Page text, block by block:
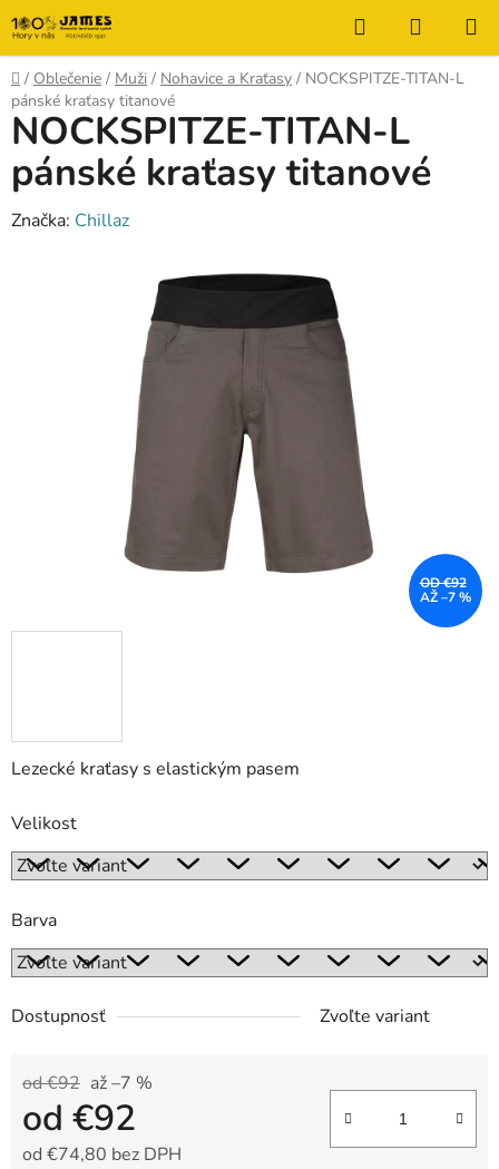
Prejsť
na
obsah
Hľadať
KOŠÍK
Domov
/ Oblečenie / Muži / Nohavice a Kraťasy / NOCKSPITZE-TITAN-L
pánské kraťasy titanové
Lezecké kraťasy s elastickým pasem
Velikost
Barva
Dostupnosť Zvoľte variant
od €92 až –7 %
od €92
od €74,80 bez DPH
NOCKSPITZE-TITAN-L
pánské kraťasy titanové
Značka: Chillaz
OD €92
AŽ –7 %